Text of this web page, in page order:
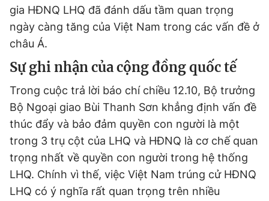
gia HĐNQ LHQ đã đánh dấu tầm quan trọng
ngày càng tăng của Việt Nam trong các vấn đề ở
châu Á.
Sự ghi nhận của cộng đồng quốc tế
Trong cuộc trả lời báo chí chiều 12.10, Bộ trưởng
Bộ Ngoại giao Bùi Thanh Sơn khẳng định vấn đề
thúc đẩy và bảo đảm quyền con người là một
trong 3 trụ cột của LHQ và HĐNQ là cơ chế quan
trọng nhất về quyền con người trong hệ thống
LHQ. Chính vì thế, việc Việt Nam trúng cử HĐNQ
LHQ có ý nghĩa rất quan trọng trên nhiều